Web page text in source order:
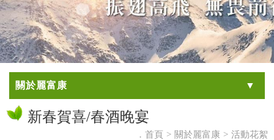
關於麗富康
新春賀喜/春酒晚宴
．首頁 > 關於麗富康 > 活動花絮